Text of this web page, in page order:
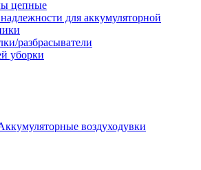
цепные
для аккумуляторной
разбрасыватели
уборки
воздуходувки